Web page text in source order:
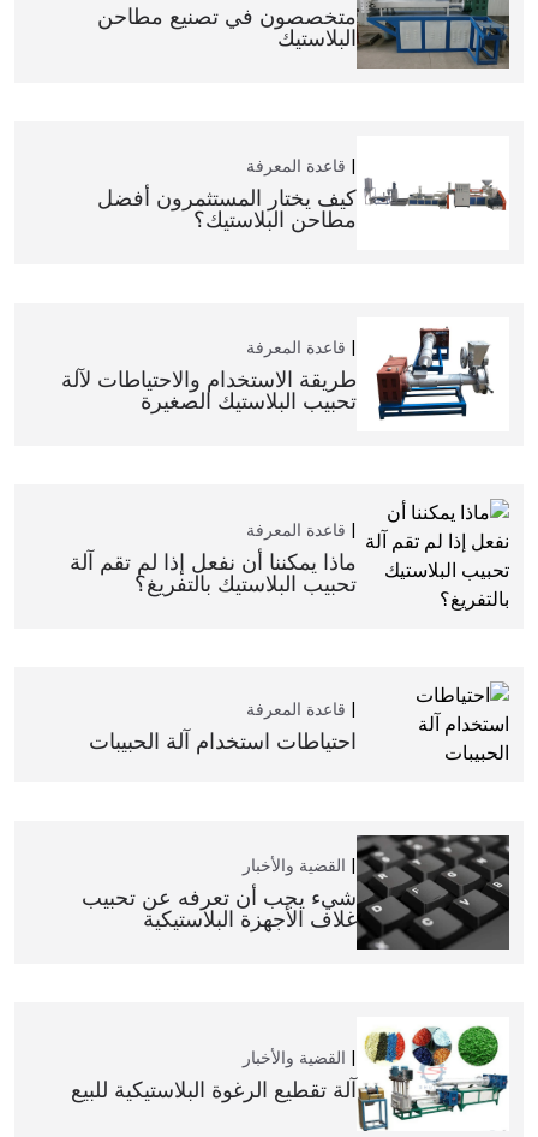
متخصصون في تصنيع مطاحن
البلاستيك
قاعدة المعرفة
كيف يختار المستثمرون أفضل
مطاحن البلاستيك؟
قاعدة المعرفة
طريقة الاستخدام والاحتياطات لآلة
تحبيب البلاستيك الصغيرة
قاعدة المعرفة
ماذا يمكننا أن نفعل إذا لم تقم آلة
تحبيب البلاستيك بالتفريغ؟
قاعدة المعرفة
احتياطات استخدام آلة الحبيبات
القضية والأخبار
شيء يجب أن تعرفه عن تحبيب
غلاف الأجهزة البلاستيكية
القضية والأخبار
آلة تقطيع الرغوة البلاستيكية للبيع